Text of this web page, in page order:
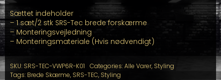
Sættet indeholder
– 1 sæt/2 stk SRS-Tec brede forskærme
– Monteringsvejledning
– Monteringsmateriale (Hvis nødvendigt)
SKU: SRS-TEC-VWP6R-K01 Categories:Alle Varer, Styling
Tags: Brede Skærme, SRS-TEC, Styling